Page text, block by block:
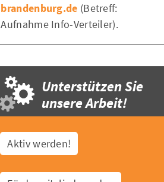
brandenburg.de (Betreff:
Aufnahme Info-Verteiler).
Unterstützen Sie
unsere Arbeit!
Aktiv werden!